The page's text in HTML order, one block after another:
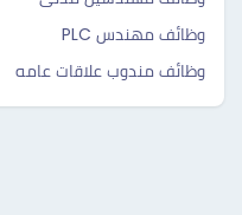
وظائف مهندس PLC
وظائف مندوب علاقات عامه